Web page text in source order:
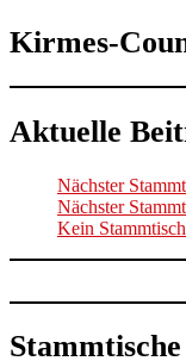
Kirmes-
Aktuelle
Nächster
Nächster
Kein